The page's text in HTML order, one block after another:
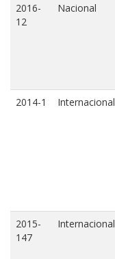
2016-
12
Nacional
2014-1 Internacional
2015-
147
Internacional